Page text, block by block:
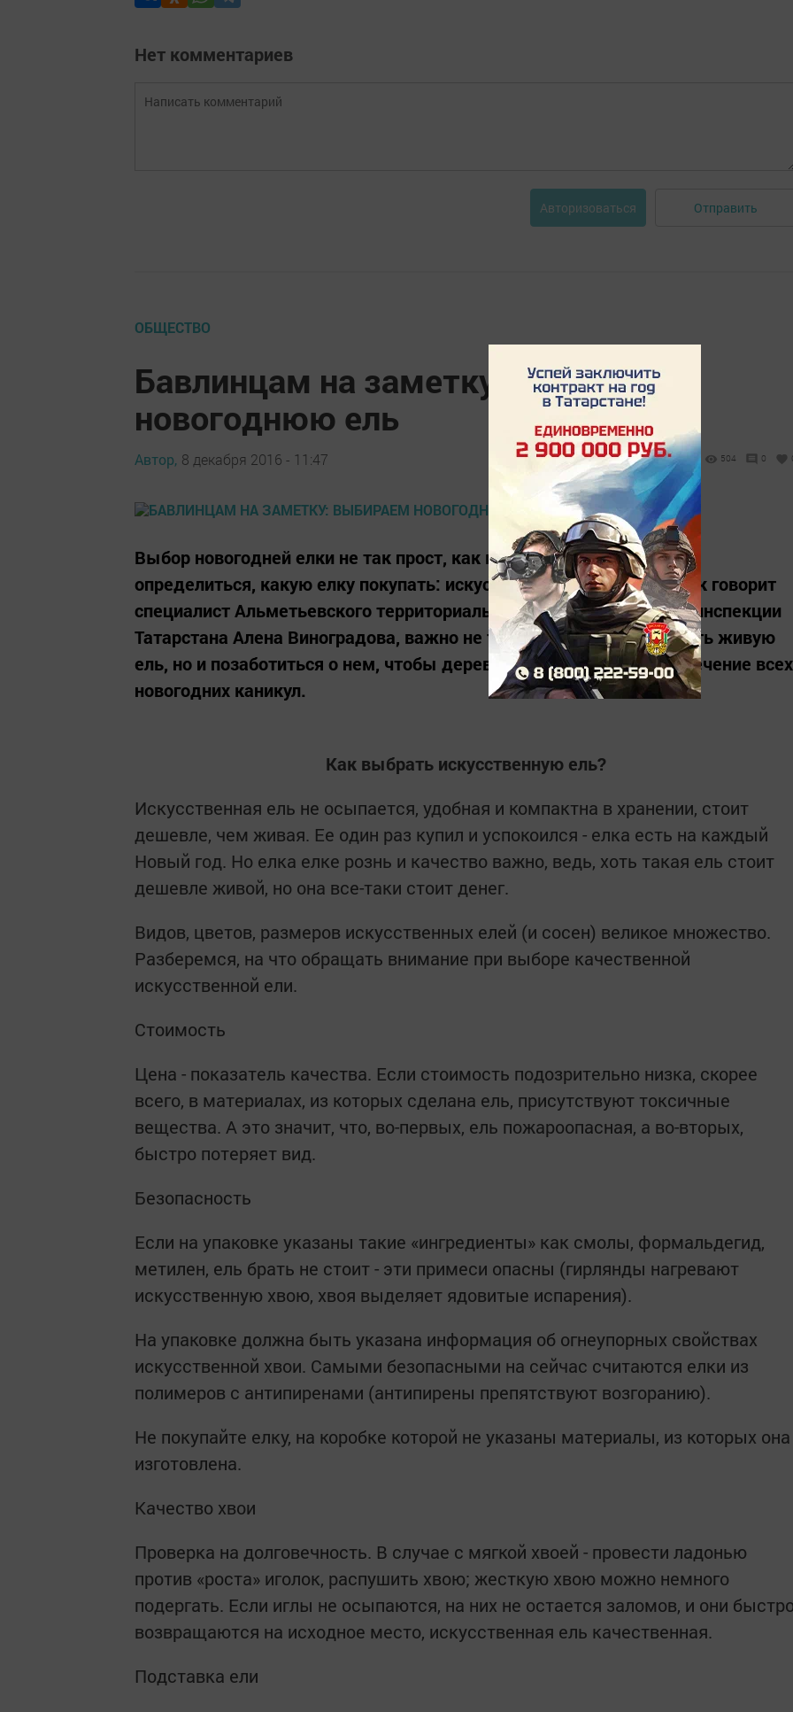
Нет комментариев
Авторизоваться Отправить
ОБЩЕСТВО
Бавлинцам на заметку: выбираем
новогоднюю ель
Автор, 8 декабря 2016 - 11:47 504 0
Выбор новогодней елки не так прост, как кажется. Сначала надо
определиться, какую елку покупать: искусственную или живую. Как говорит
специалист Альметьевского территориального органа Госалкогольинспекции
Татарстана Алена Виноградова, важно не только правильно выбрать живую
ель, но и позаботиться о нем, чтобы дерево приносило радость в течение всех
новогодних каникул.
Как выбрать искусственную ель?
Искусственная ель не осыпается, удобная и компактна в хранении, стоит
дешевле, чем живая. Ее один раз купил и успокоился - елка есть на каждый
Новый год. Но елка елке рознь и качество важно, ведь, хоть такая ель стоит
дешевле живой, но она все-таки стоит денег.
Видов, цветов, размеров искусственных елей (и сосен) великое множество.
Разберемся, на что обращать внимание при выборе качественной
искусственной ели.
Стоимость
Цена - показатель качества. Если стоимость подозрительно низка, скорее
всего, в материалах, из которых сделана ель, присутствуют токсичные
вещества. А это значит, что, во-первых, ель пожароопасная, а во-вторых,
быстро потеряет вид.
Безопасность
Если на упаковке указаны такие «ингредиенты» как смолы, формальдегид,
метилен, ель брать не стоит - эти примеси опасны (гирлянды нагревают
искусственную хвою, хвоя выделяет ядовитые испарения).
На упаковке должна быть указана информация об огнеупорных свойствах
искусственной хвои. Самыми безопасными на сейчас считаются елки из
полимеров с антипиренами (антипирены препятствуют возгоранию).
Не покупайте елку, на коробке которой не указаны материалы, из которых она
изготовлена.
Качество хвои
Проверка на долговечность. В случае с мягкой хвоей - провести ладонью
против «роста» иголок, распушить хвою; жесткую хвою можно немного
подергать. Если иглы не осыпаются, на них не остается заломов, и они
возвращаются на исходное место, искусственная ель качественная.
Подставка ели